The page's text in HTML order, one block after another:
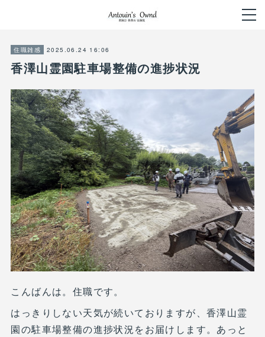
住職雑感 2025.06.24 16:06
香澤山霊園駐車場整備の進捗状況
こんばんは。住職です。
はっきりしない天気が続いておりますが、香澤山霊
園の駐車場整備の進捗状況をお届けします。あっと